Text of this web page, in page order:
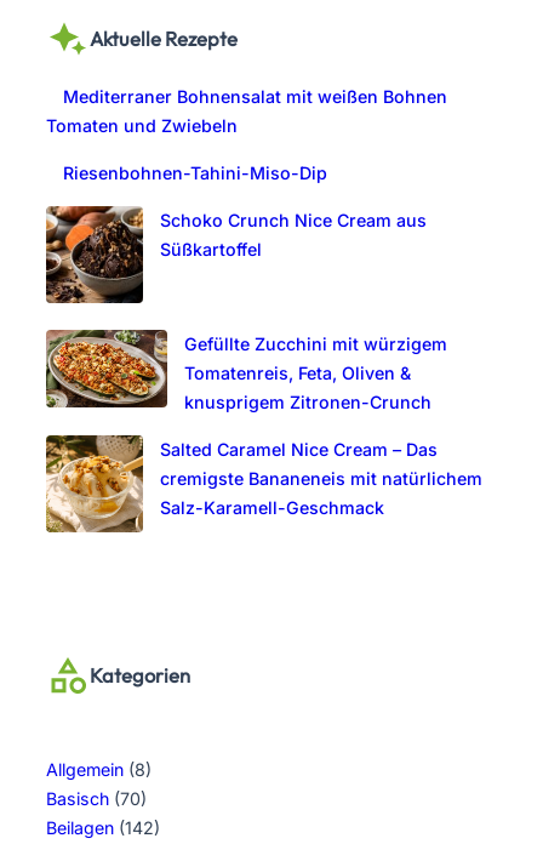
r
Aktuelle Rezepte
Mediterraner Bohnensalat mit weißen Bohnen
Tomaten und Zwiebeln
Riesenbohnen-Tahini-Miso-Dip
Schoko Crunch Nice Cream aus
Süßkartoffel
Gefüllte Zucchini mit würzigem
Tomatenreis, Feta, Oliven &
knusprigem Zitronen-Crunch
Salted Caramel Nice Cream – Das
cremigste Bananeneis mit natürlichem
Salz-Karamell-Geschmack
Kategorien
Allgemein (8)
Basisch (70)
Beilagen (142)